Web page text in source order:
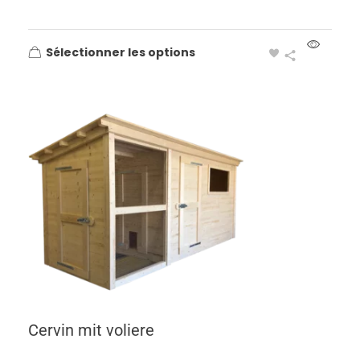
Sélectionner les options
Cervin mit voliere